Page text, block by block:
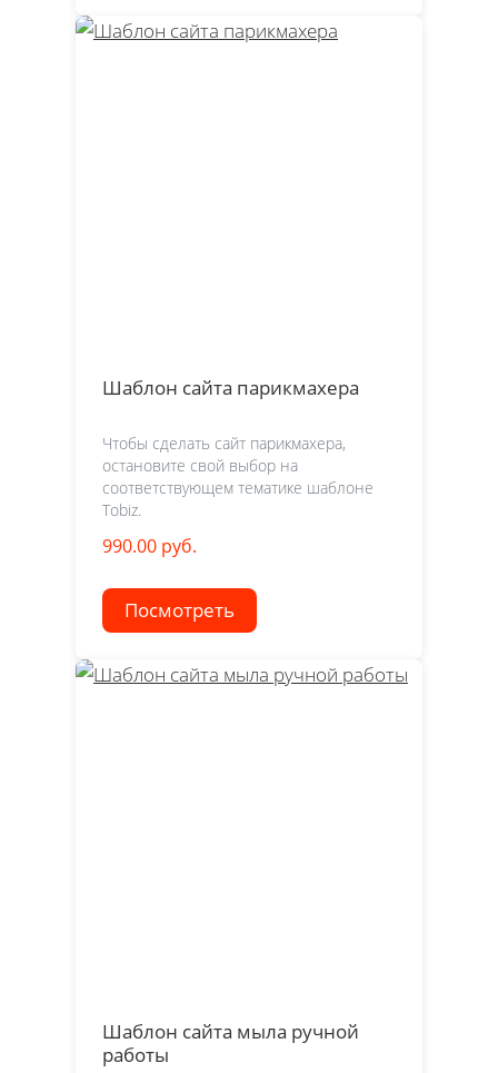
Шаблон сайта парикмахера
Чтобы сделать сайт парикмахера,
остановите свой выбор на
соответствующем тематике шаблоне
Tobiz.
990.00 руб.
Посмотреть
Шаблон сайта мыла ручной
работы